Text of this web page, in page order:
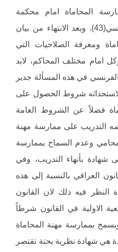
المحاماة امام محكمة
النقض ومجلس الدولة الفرنسي(43). وبعد الانتهاء من بيان
ومعرفة الصلاحيات التي
امام مختلف المحاكم، لابد
في هذه المسألة جدير
لاستحداثه شروط الحصول على
فضلاً عن الشروط العامة
التدريب على ممارسة مهنة
وعدم السماح بممارسة
شهادة بأنهاء التدريب، وفي
العراقي بالنسبة إلى هذه
النظر فيه ذلك لان القانون
الاولية في القانون شرطاً
بممارسة مهنة المحاماة
هي شهادة نظرية بحتة تقتصر